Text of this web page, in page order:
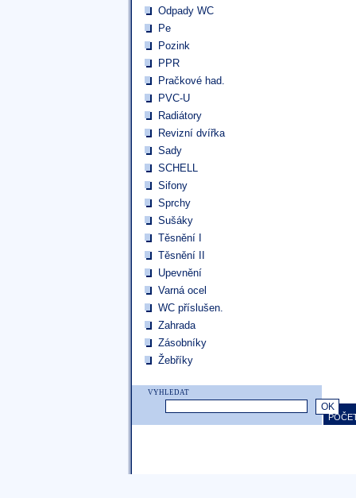
Odpady WC
Pe
Pozink
PPR
Pračkové had.
PVC-U
Radiátory
Revizní dvířka
Sady
SCHELL
Sifony
Sprchy
Sušáky
Těsnění I
Těsnění II
Upevnění
Varná ocel
WC příslušen.
Zahrada
Zásobníky
Žebříky
VYHLEDAT